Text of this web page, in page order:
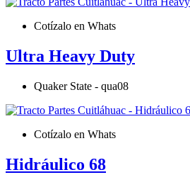
Cotízalo en Whats
Ultra Heavy Duty
Quaker State - qua08
Cotízalo en Whats
Hidráulico 68